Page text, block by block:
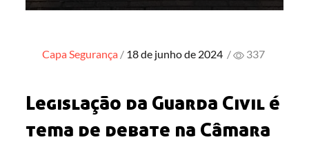
CapaSegurança Posted
18 de junho de 2024 / 337
Legislação da Guarda Civil é
tema de debate na Câmara